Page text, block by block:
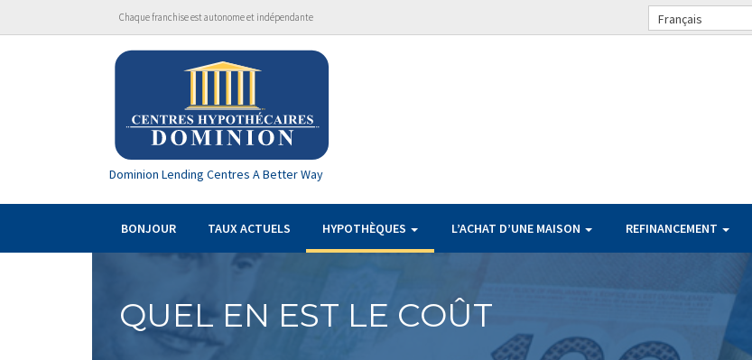
Chaque franchise est autonome et indépendante Français
Dominion Lending Centres A Better Way
BONJOUR TAUX ACTUELS HYPOTHÈQUES L’ACHAT D’UNE MAISON REFINANCEMENT
QUEL EN EST LE COÛT